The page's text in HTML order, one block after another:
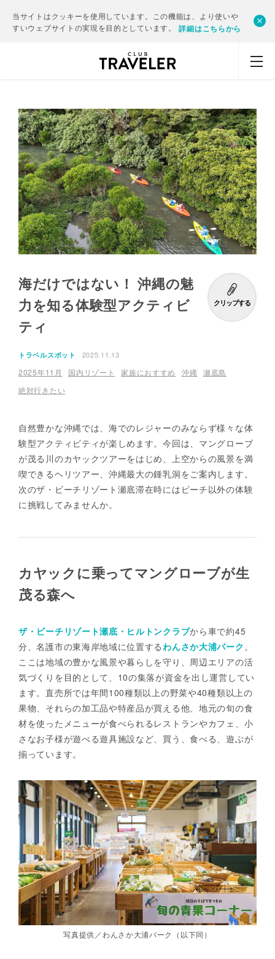
当サイトはクッキーを使用しています。この機能は、より使いや
すいウェブサイトの実現を目的としています。
詳細はこちらから
海だけではない！ 沖縄の魅
力を知る体験型アクティビ
ティ
クリップする
トラベルスポット 2025.11.13
2025年11月 国内リゾート 家族におすすめ 沖縄
瀬底島
絶対行きたい
自然豊かな沖縄では、海でのレジャーのみならず様々な体
験型アクティビティが楽しめます。今回は、マングローブ
が茂る川のカヤックツアーをはじめ、上空からの風景を満
喫できるヘリツアー、沖縄最大の鍾乳洞をご案内します。
次のザ・ビーチリゾート瀬底滞在時にはビーチ以外の体験
に挑戦してみませんか。
カヤックに乗ってマングローブが生
茂る森へ
ザ・ビーチリゾート瀬底・ヒルトンクラブから車で約45
分、名護市の東海岸地域に位置するわんさか大浦パーク 。
ここは地域の豊かな風景や暮らしを守り、周辺エリアの活
気づくりを目的として、10の集落が資金を出し運営してい
ます。直売所では年間100種類以上の野菜や40種類以上の
果物、それらの加工品や特産品が買える他、地元の旬の食
材を使ったメニューが食べられるレストランやカフェ、小
さなお子様が遊べる遊具施設など、買う、食べる、遊ぶが
揃っています。
写真提供／わんさか大浦パーク（以下同）